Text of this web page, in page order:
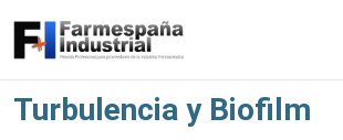
Menu
Turbulencia y Biofilm